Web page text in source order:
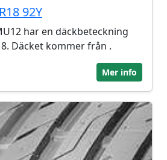
92Y
har en däckbeteckning
Däcket kommer från .
Mer info